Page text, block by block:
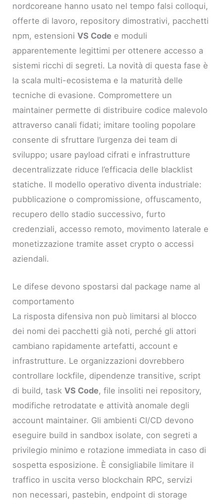
nordcoreane hanno usato nel tempo falsi colloqui,
offerte di lavoro, repository dimostrativi, pacchetti
npm, estensioniVS Code e moduli
apparentemente legittimi per ottenere accesso a
sistemi ricchi di segreti. La novità di questa fase è
la scala multi-ecosistema e la maturità delle
tecniche di evasione. Compromettere un
maintainer permette di distribuire codice malevolo
attraverso canali fidati; imitare tooling popolare
consente di sfruttare l’urgenza dei team di
sviluppo; usare payload cifrati e infrastrutture
decentralizzate riduce l’efficacia delle blacklist
statiche. Il modello operativo diventa industriale:
pubblicazione o compromissione, offuscamento,
recupero dello stadio successivo, furto
credenziali, accesso remoto, movimento laterale e
monetizzazione tramite asset crypto o accessi
aziendali.
Le difese devono spostarsi dal package name al
comportamento
La risposta difensiva non può limitarsi al blocco
dei nomi dei pacchetti già noti, perché gli attori
cambiano rapidamente artefatti, account e
infrastrutture. Le organizzazioni dovrebbero
controllare lockfile, dipendenze transitive, script
di build, taskVS Code, file insoliti nei repository,
modifiche retrodatate e attività anomale degli
account maintainer. Gli ambienti CI/CD devono
eseguire build in sandbox isolate, con segreti a
privilegio minimo e rotazione immediata in caso di
sospetta esposizione. È consigliabile limitare il
traffico in uscita verso blockchain RPC, servizi
non necessari, pastebin, endpoint di storage